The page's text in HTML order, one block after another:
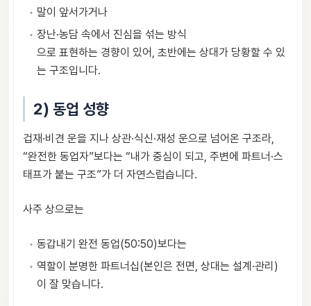
말이 앞서가거나
장난·농담 속에서 진심을 섞는 방식
으로 표현하는 경향이 있어, 초반에는 상대가 당황할 수 있
는 구조입니다.
2) 동업 성향
겁재·비견 운을 지나 상관·식신·재성 운으로 넘어온 구조라,
“완전한 동업자”보다는 “내가 중심이 되고, 주변에 파트너·스
태프가 붙는 구조”가 더 자연스럽습니다.
사주 상으로는
동갑내기 완전 동업(50:50)보다는
역할이 분명한 파트너십(본인은 전면, 상대는 설계·관리)
이 잘 맞습니다.